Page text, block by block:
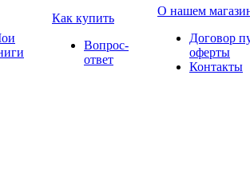
Как купить
Вопрос-
ответ
О нашем
Договор
оферты
Контакты